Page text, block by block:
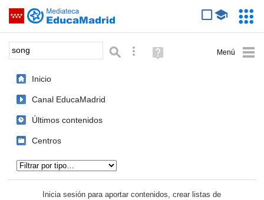
Saltar navegación
Palabra o frase: Búsqueda avanzada
Ayuda
(en
Inicio
Canal EducaMadrid
Últimos contenidos
Centros
Inicia sesión para aportar contenidos, crear listas de